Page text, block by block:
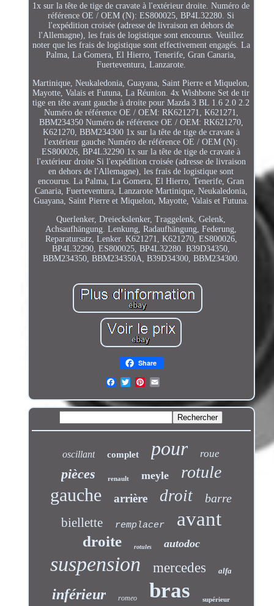
1x sur la tête de tige de cravate à l'extérieur droite. Numéro de
référence OE / OEM (N): ES800025, BP4L32280. Si
l'expédition croisée (adresse de livraison en dehors de
l'Allemagne), les frais de logistique sont encourus. Veuillez
noter que les frais de logistique sont effectivement engagés. La
Palma, La Gomera, El Hierro, Tenerife, Gran Canaria,
Fuerteventura, Lanzarote.
Martinique, Neukaledonia, Guayana, Saint Pierre et Miquelon,
Mayotte, Valais et Futuna, La Réunion. 4x Wishbone Set de tir
tige en tête avant gauche à droite pour Mazda 3 BL 1.6 2.0 2.2
Numéro de référence OE / OEM: RK621271, K621271,
BBM234350 Numéro de référence OE / OEM: RK621270,
K621270, BBM234300 1x sur la tête de tige de cravate à
l'extérieur gauche Numéro de référence OE / OEM (N):
ES800026, BP4L32290 1x sur la tête de tige de cravate à
l'extérieur droite Si l'expédition croisée (adresse de livraison
en dehors de l'Allemagne), les frais de logistique sont
encourus. La Palma, La Gomera, El Hierro, Tenerife, Gran
Canaria, Fuerteventura, Lanzarote Martinique, Neukaledonia,
Guayana, Saint Pierre et Miquelon, Mayotte, Valais et Futuna.
Querlenker, Dreieckslenker, Traggelenk, Gelenk,
Achsaufhängung. Lenkung, Radaufhängung, Federung,
Reparatursatz, Lenker. K621271, K621270, ES800026,
BP4L32290, ES800025, BP4L32280. B39D34350,
BBM234350, BBM234350A, B39D34300, BBM234300.
Share
oscillant complet pour roue
pièces renault meyle rotule
gauche arrière droit barre
biellette remplacer avant
droite rotules autodoc
suspension mercedes alfa
inférieur romeo bras supérieur